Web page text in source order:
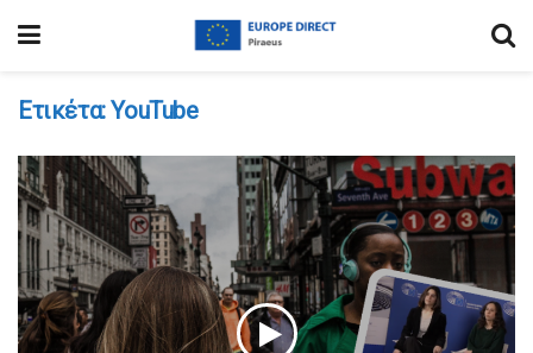
Ετικέτα:YouTube